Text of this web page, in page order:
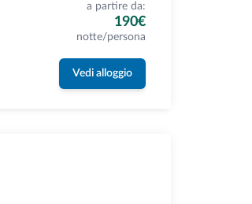
a partire da:
190€
notte/persona
Vedi alloggio